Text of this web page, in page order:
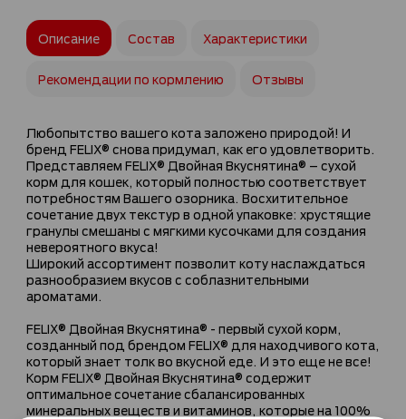
Описание
Любопытство вашего кота заложено природой! И
бренд FELIX® снова придумал, как его удовлетворить.
Представляем FELIX® Двойная Вкуснятина® – сухой
корм для кошек, который полностью соответствует
потребностям Вашего озорника. Восхитительное
сочетание двух текстур в одной упаковке: хрустящие
гранулы смешаны с мягкими кусочками для создания
невероятного вкуса!
Широкий ассортимент позволит коту наслаждаться
разнообразием вкусов с соблазнительными
ароматами.
FELIX® Двойная Вкуснятина® - первый сухой корм,
созданный под брендом FELIX® для находчивого кота,
который знает толк во вкусной еде. И это еще не все!
Корм FELIX® Двойная Вкуснятина® содержит
оптимальное сочетание сбалансированных
минеральных веществ и витаминов, которые на 100%
Состав Характеристики
Рекомендации по кормлению Отзывы